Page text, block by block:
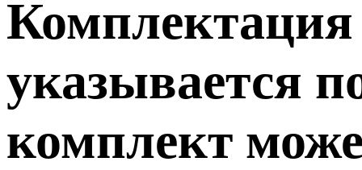
Комплектация
указывается
комплект